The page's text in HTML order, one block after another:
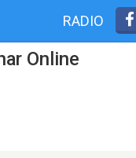
RADIO
Online